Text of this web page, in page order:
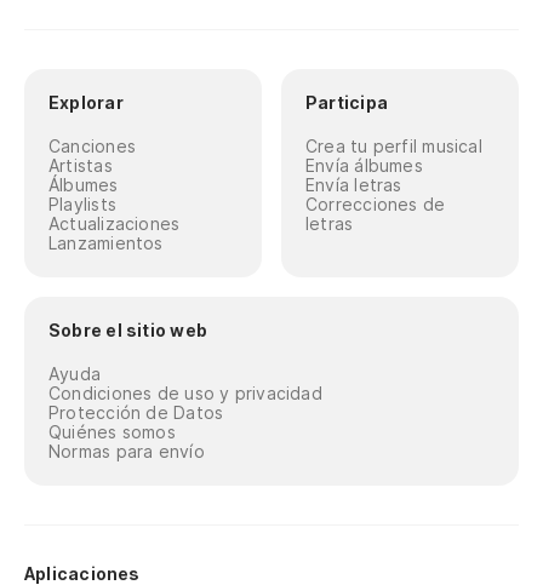
Explorar
Canciones
Artistas
Álbumes
Playlists
Actualizaciones
Lanzamientos
Participa
Crea tu perfil musical
Envía álbumes
Envía letras
Correcciones de
letras
Sobre el sitio web
Ayuda
Condiciones de uso y privacidad
Protección de Datos
Quiénes somos
Normas para envío
Aplicaciones